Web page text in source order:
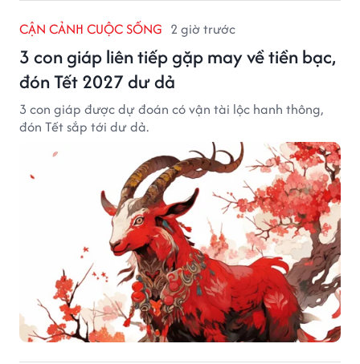
CẬN CẢNH CUỘC SỐNG 2 giờ trước
3 con giáp liên tiếp gặp may về tiền bạc,
đón Tết 2027 dư dả
3 con giáp được dự đoán có vận tài lộc hanh thông,
đón Tết sắp tới dư dả.